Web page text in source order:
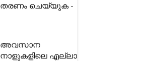
തരണം ചെയ്യുക -
അവസാന
നാളുകളിലെ എല്ലാ